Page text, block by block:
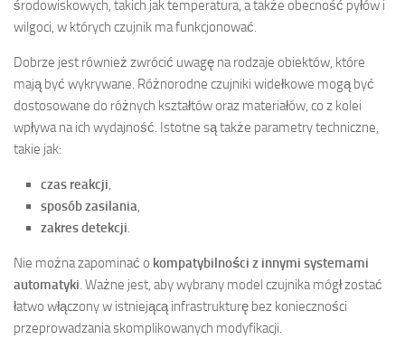
środowiskowych, takich jak temperatura, a także obecność pyłów i
wilgoci, w których czujnik ma funkcjonować.
Dobrze jest również zwrócić uwagę na rodzaje obiektów, które
mają być wykrywane. Różnorodne czujniki widełkowe mogą być
dostosowane do różnych kształtów oraz materiałów, co z kolei
wpływa na ich wydajność. Istotne są także parametry techniczne,
takie jak:
czas reakcji,
sposób zasilania,
zakres detekcji.
Nie można zapominać o kompatybilności z innymi systemami
automatyki. Ważne jest, aby wybrany model czujnika mógł zostać
łatwo włączony w istniejącą infrastrukturę bez konieczności
przeprowadzania skomplikowanych modyfikacji.